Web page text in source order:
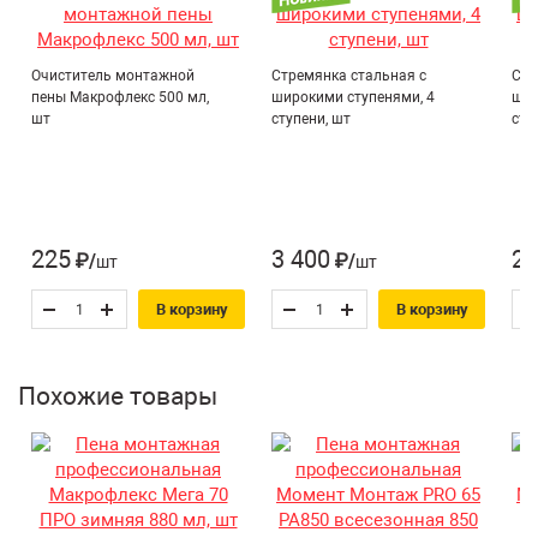
обладает хорошей адгезией к большинству строительных
материалов, за исключением фторопласта, силикона и
формулу, которая обеспечивает постоянный
неизменяемый объем пены с момента выпенивания до
Температура хранения: от +5°С до +25°С
Тип монтажной пены: Профессиональная
Вид баллона: Под пистолет
Очиститель монтажной
пены Макрофлекс 500 мл,
шт
225 ₽/шт
В корзину
Стремянка стальная с
широкими ступенями, 4
ступени, шт
3 400 ₽/шт
В корзину
2
Похожие товары